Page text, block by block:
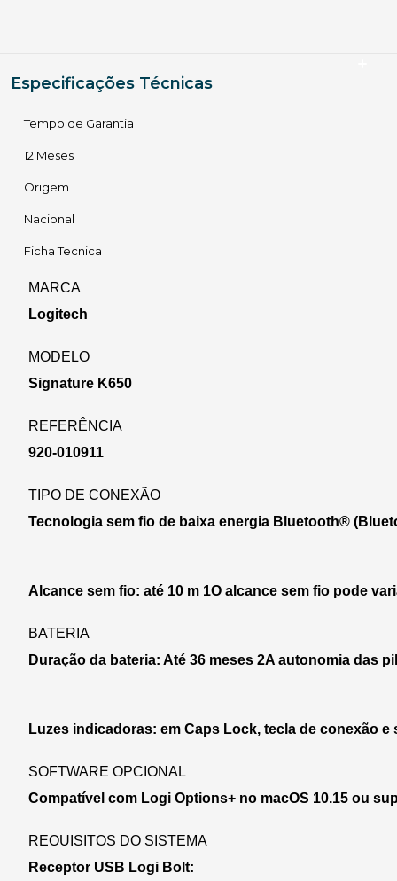
Especificações Técnicas
Tempo de Garantia
12 Meses
Origem
Nacional
Ficha Tecnica
MARCA
Logitech
MODELO
Signature K650
REFERÊNCIA
920-010911
TIPO DE CONEXÃO
Tecnologia sem fio de baixa energia Bluetooth®
Alcance sem fio: até 10 m 1O alcance sem fio pode
BATERIA
Duração da bateria: Até 36 meses 2A autonomia das
Luzes indicadoras: em Caps Lock, tecla de conexão e
SOFTWARE OPCIONAL
Compatível com Logi Options+ no macOS 10.15 ou
REQUISITOS DO SISTEMA
Receptor USB Logi Bolt: